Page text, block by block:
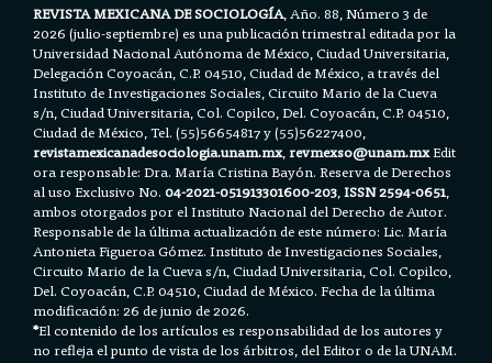
REVISTA MEXICANA DE SOCIOLOGÍA, Año. 88, Número 3 de
2026 (julio-septiembre) es una publicación trimestral editada por la
Universidad Nacional Autónoma de México, Ciudad Universitaria,
Delegación Coyoacán, C.P. 04510, Ciudad de México, a través del
Instituto de Investigaciones Sociales, Circuito Mario de la Cueva
s/n, Ciudad Universitaria, Col. Copilco, Del. Coyoacán, C.P. 04510,
Ciudad de México, Tel. (55)56654817 y (55)56227400,
revistamexicanadesociologia.unam.mx,revmexso@unam.mxEdit
ora responsable: Dra. María Cristina Bayón. Reserva de Derechos
al uso Exclusivo No.04-2021-051913301600-203,ISSN 2594-0651,
ambos otorgados por el Instituto Nacional del Derecho de Autor.
Responsable de la última actualización de este número: Lic. María
Antonieta Figueroa Gómez. Instituto de Investigaciones Sociales,
Circuito Mario de la Cueva s/n, Ciudad Universitaria, Col. Copilco,
Del. Coyoacán, C.P. 04510, Ciudad de México. Fecha de la última
modificación: 26 de junio de 2026.
*El contenido de los artículos es responsabilidad de los autores y
no refleja el punto de vista de los árbitros, del Editor o de la UNAM.